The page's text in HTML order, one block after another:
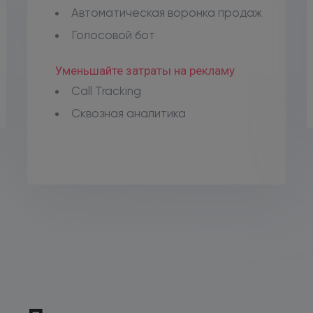
Автоматическая воронка продаж
Голосовой бот
Уменьшайте затраты на рекламу
Call Tracking
Сквозная аналитика